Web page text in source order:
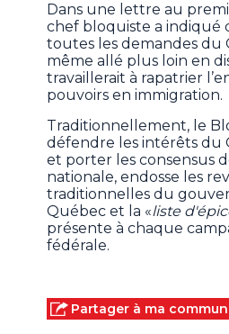
Dans une lettre au
chef bloquiste a indiqué
toutes les demandes du
même allé plus loin en
travaillerait à rapatrier
pouvoirs en immigration.
Traditionnellement, le
défendre les intérêts du
et porter les consensus
nationale, endosse les
traditionnelles du
Québec et la «liste
présente à chaque
fédérale.
Partager à ma